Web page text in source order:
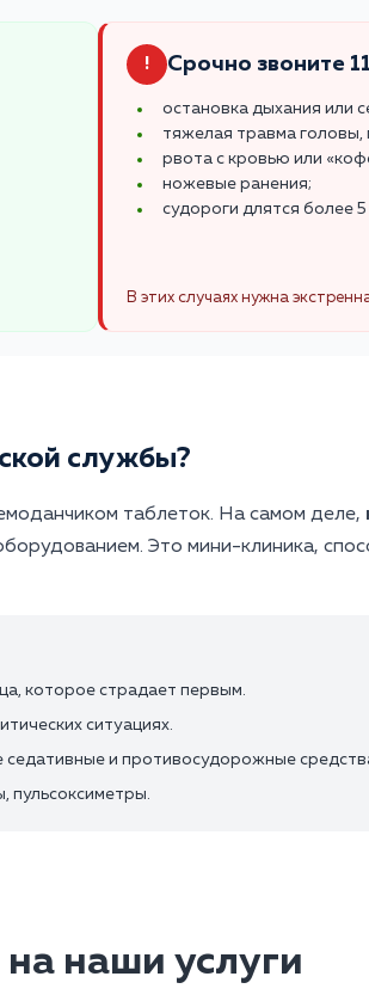
! Срочно звоните
остановка дыхания или
тяжелая травма головы,
рвота с кровью или
ножевые ранения;
судороги длятся более 5
В этих случаях нужна
службы?
таблеток. На самом деле,
Это мини-клиника,
которое страдает первым.
ситуациях.
и противосудорожные
пульсоксиметры.
наши услуги